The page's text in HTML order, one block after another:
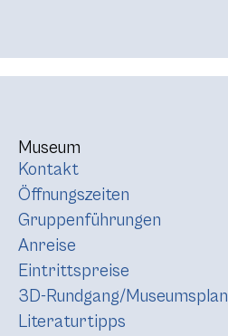
Museum
Kontakt
Öffnungszeiten
Gruppenführungen
Anreise
Eintrittspreise
3D-Rundgang/Museumsplan
Literaturtipps